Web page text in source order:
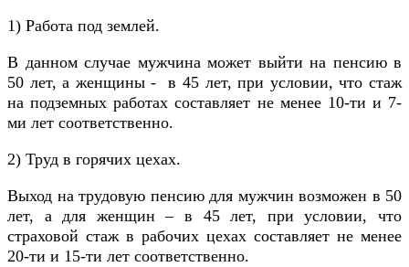
1) Работа под землей.
В данном случае мужчина может выйти на пенсию в
50 лет, а женщины - в 45 лет, при условии, что стаж
на подземных работах составляет не менее 10-ти и 7-
ми лет соответственно.
2) Труд в горячих цехах.
Выход на трудовую пенсию для мужчин возможен в 50
лет, а для женщин – в 45 лет, при условии, что
страховой стаж в рабочих цехах составляет не менее
20-ти и 15-ти лет соответственно.